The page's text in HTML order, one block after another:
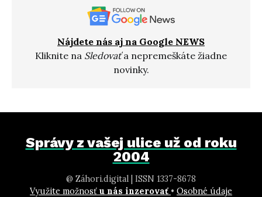
Nájdete nás aj na Google NEWS
Kliknite na Sledovaťa nepremeškáte žiadne
novinky.
Správy z vašej ulice už od roku
2004
@ Záhori.digital | ISSN 1337-8678
Využite možnosť u nás inzerovať • Osobné údaje